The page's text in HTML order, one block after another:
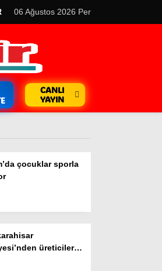
EKONOMİ
06 Ağustos 2026 Per
CANLI
YAYIN
çocuklar sporla
üreticilere